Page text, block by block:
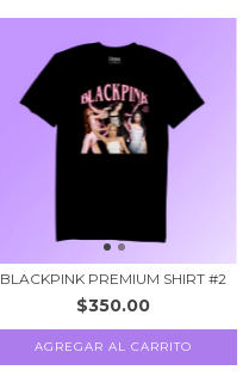
BLACKPINK PREMIUM SHIRT #2
$350.00
AGREGAR AL CARRITO